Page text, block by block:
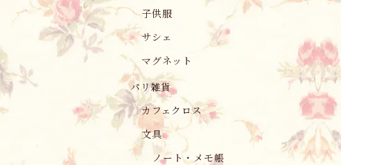
子供服
サシェ
マグネット
パリ雑貨
カフェクロス
文具
ノート・メモ帳